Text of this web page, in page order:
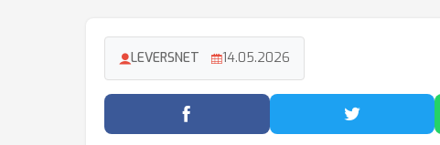
LEVERSNET 14.05.2026
Facebook'ta Paylaş Twitter'da